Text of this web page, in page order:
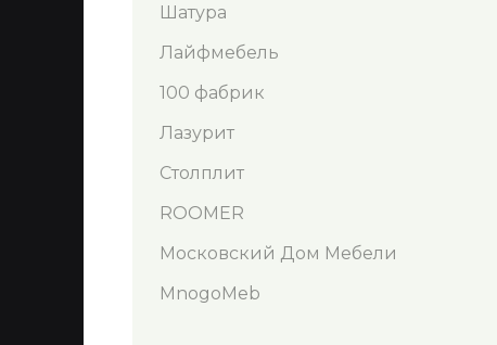
Шатура
Лайфмебель
100 фабрик
Лазурит
Столплит
ROOMER
Московский Дом Мебели
MnogoMeb